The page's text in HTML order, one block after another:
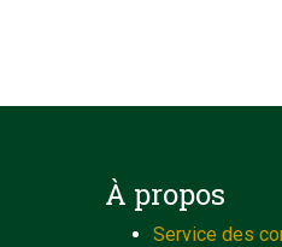
À propos
Service des